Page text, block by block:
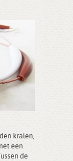
kralen,
een
de